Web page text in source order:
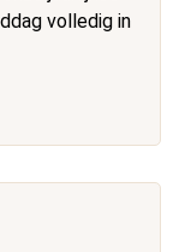
volledig in